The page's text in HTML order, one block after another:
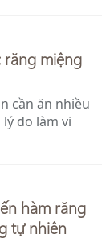
răng miệng
cần ăn nhiều
do làm vi
hàm răng
tự nhiên